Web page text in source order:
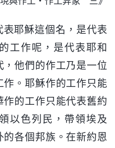
耶穌這個名，是代表
工作呢，是代表耶和
他們的作工乃是一位
。耶穌作的工作只能
的工作只能代表舊約
以色列民，帶領埃及
的各個邦族。在新約恩